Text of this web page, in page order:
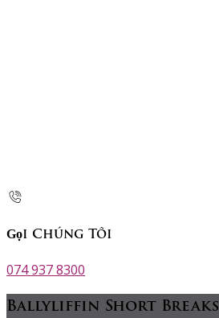
Gọi Chúng Tôi
074 937 8300
Ballyliffin Short Breaks